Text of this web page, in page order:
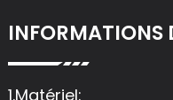
INFORMATIONS
1.Matériel: